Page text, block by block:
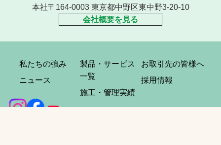
本社〒164-0003 東京都中野区東中野3-20-10
会社概要を見る
私たちの強み
ニュース
製品・サービス
一覧
施工・管理実績
お取引先の皆様へ
採用情報